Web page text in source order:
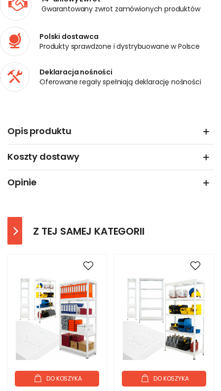
Gwarantowany zwrot zamówionych produktów
Polski dostawca
Produkty sprawdzone i dystrybuowane w Polsce
Deklaracja nośności
Oferowane regały spełniają deklarację nośności
Opis produktu
Koszty dostawy
Opinie
Z TEJ SAMEJ KATEGORII
DO KOSZYKA DO KOSZYKA